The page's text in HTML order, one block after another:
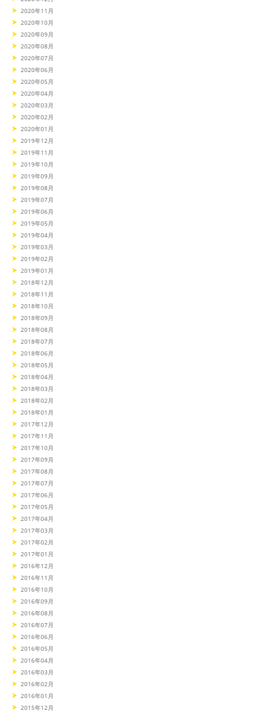
2020年11月
2020年10月
2020年09月
2020年08月
2020年07月
2020年06月
2020年05月
2020年04月
2020年03月
2020年02月
2020年01月
2019年12月
2019年11月
2019年10月
2019年09月
2019年08月
2019年07月
2019年06月
2019年05月
2019年04月
2019年03月
2019年02月
2019年01月
2018年12月
2018年11月
2018年10月
2018年09月
2018年08月
2018年07月
2018年06月
2018年05月
2018年04月
2018年03月
2018年02月
2018年01月
2017年12月
2017年11月
2017年10月
2017年09月
2017年08月
2017年07月
2017年06月
2017年05月
2017年04月
2017年03月
2017年02月
2017年01月
2016年12月
2016年11月
2016年10月
2016年09月
2016年08月
2016年07月
2016年06月
2016年05月
2016年04月
2016年03月
2016年02月
2016年01月
2015年12月